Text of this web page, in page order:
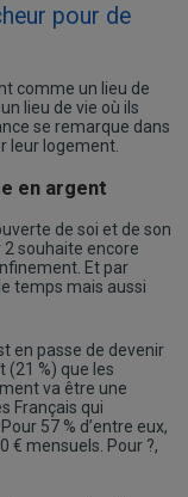
pour de
comme un lieu de
lieu de vie où ils
se remarque dans
leur logement.
en argent
de soi et de son
2 souhaite encore
Et par
temps mais aussi
en passe de devenir
(21 %) que les
va être une
Français qui
57 % d’entre eux,
€ mensuels. Pour ?,